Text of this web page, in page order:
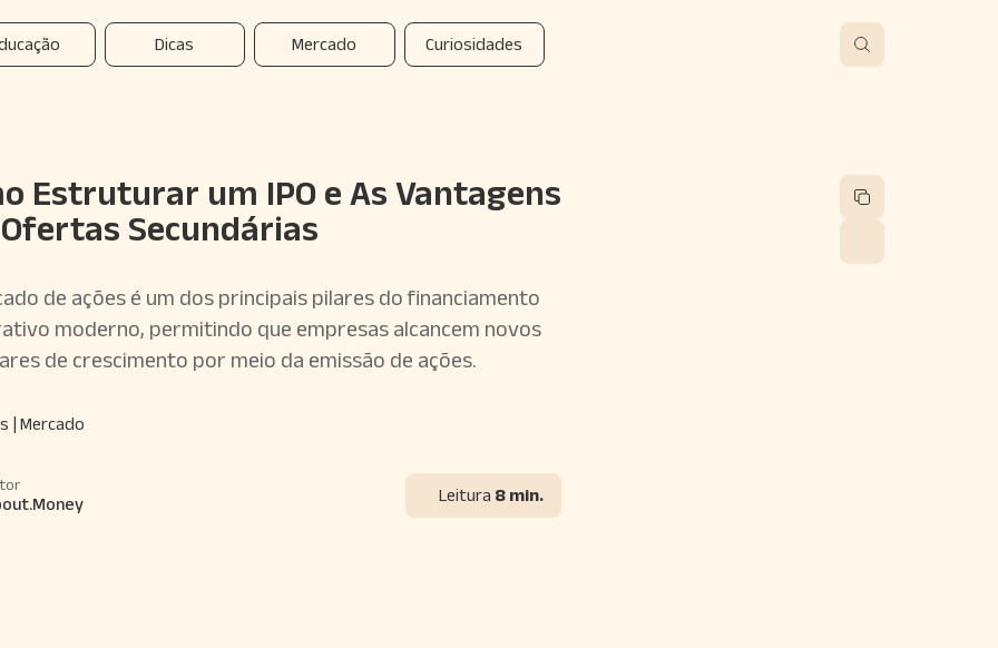
Dicas Mercado Curiosidades
Estruturar um IPO e As Vantagens
Secundárias
de ações é um dos principais pilares do financiamento
moderno, permitindo que empresas alcancem novos
de crescimento por meio da emissão de ações.
| Mercado
Leitura 8 min.